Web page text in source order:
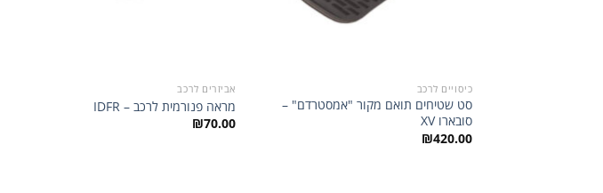
כיסויים לרכב
סט שטיחים תואם מקור "אמסטרדם" –
סובארו XV
₪420.00
אביזרים לרכב
מראה פנורמית לרכב – IDFR
₪70.00